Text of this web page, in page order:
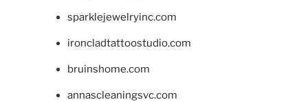
sparklejewelryinc.com
ironcladtattoostudio.com
bruinshome.com
annascleaningsvc.com